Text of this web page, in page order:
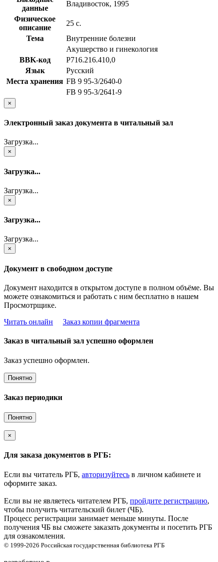
данные
Владивосток, 1995
Физическое
описание
25 с.
Тема
Внутренние болезни
Акушерство и гинекология
BBK-код
Р716.216.410,0
Язык
Русский
Места хранения FB 9 95-3/2640-0
FB 9 95-3/2641-9
×
Электронный заказ документа в читальный зал
Загрузка...
×
Загрузка...
Загрузка...
×
Загрузка...
Загрузка...
×
Документ в свободном доступе
Документ находится в открытом доступе в полном объёме. Вы
можете ознакомиться и работать с ним бесплатно в нашем
Просмотрщике.
Читать онлайн
Заказ копии фрагмента
Заказ в читальный зал успешно оформлен
Заказ успешно оформлен.
Понятно
Заказ периодики
Понятно
×
Для заказа документов в РГБ:
Если вы читатель РГБ, авторизуйтесь в личном кабинете и
оформите заказ.
Если вы не являетесь читателем РГБ, пройдите регистрацию,
чтобы получить читательский билет (ЧБ).
Процесс регистрации занимает меньше минуты. После
получения ЧБ вы сможете заказать документы и посетить РГБ
для ознакомления.
© 1999-2026 Российская государственная библиотека РГБ